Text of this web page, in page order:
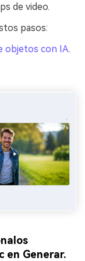
de video.
pasos:
objetos con IA.
los
en Generar.